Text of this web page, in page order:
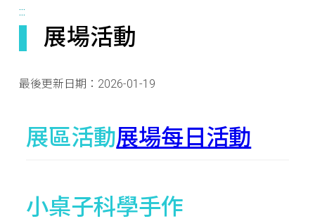
:::
展場活動
最後更新日期： 2026-01-19
展區活動展場每日活動
小桌子科學手作